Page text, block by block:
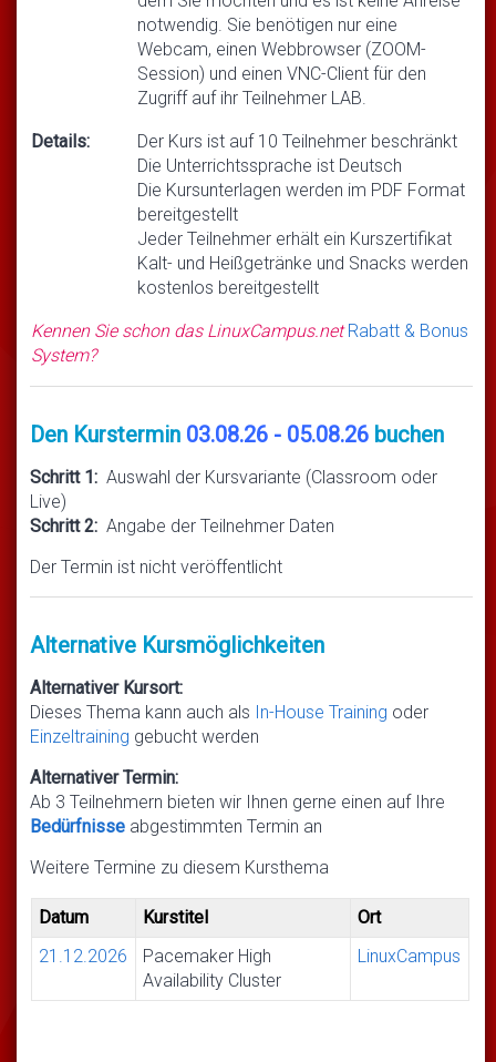
notwendig. Sie benötigen nur eine
Webcam, einen Webbrowser (ZOOM-
Session) und einen VNC-Client für den
Zugriff auf ihr Teilnehmer LAB.
Details:
Der Kurs ist auf 10 Teilnehmer beschränkt
Die Unterrichtssprache ist Deutsch
Die Kursunterlagen werden im PDF Format
bereitgestellt
Jeder Teilnehmer erhält ein Kurszertifikat
Kalt- und Heißgetränke und Snacks werden
kostenlos bereitgestellt
Kennen Sie schon das LinuxCampus.netRabatt & Bonus
System?
Den Kurstermin 03.08.26 - 05.08.26 buchen
Schritt 1: Auswahl der Kursvariante (Classroom oder
Live)
Schritt 2: Angabe der Teilnehmer Daten
Der Termin ist nicht veröffentlicht
Alternative Kursmöglichkeiten
Alternativer Kursort:
Dieses Thema kann auch als In-House Training oder
Einzeltraining gebucht werden
Alternativer Termin:
Ab 3 Teilnehmern bieten wir Ihnen gerne einen auf Ihre
Bedürfnisse abgestimmten Termin an
Weitere Termine zu diesem Kursthema
Datum Kurstitel
Ort
21.12.2026
Pacemaker High
Availability Cluster
LinuxCampus